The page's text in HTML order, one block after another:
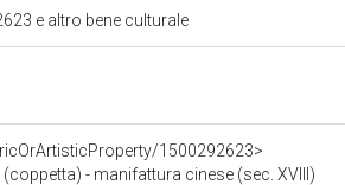
e altro bene culturale
1500292623>
- manifattura cinese (sec. XVIII)